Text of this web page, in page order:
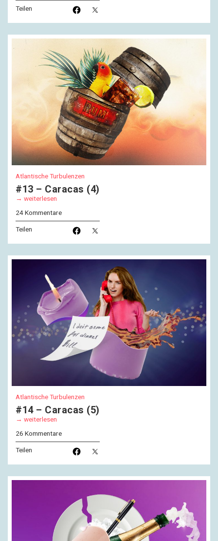
Teilen
Atlantische Turbulenzen
#13 – Caracas (4)
weiterlesen
24 Kommentare
Teilen
Atlantische Turbulenzen
#14 – Caracas (5)
weiterlesen
26 Kommentare
Teilen